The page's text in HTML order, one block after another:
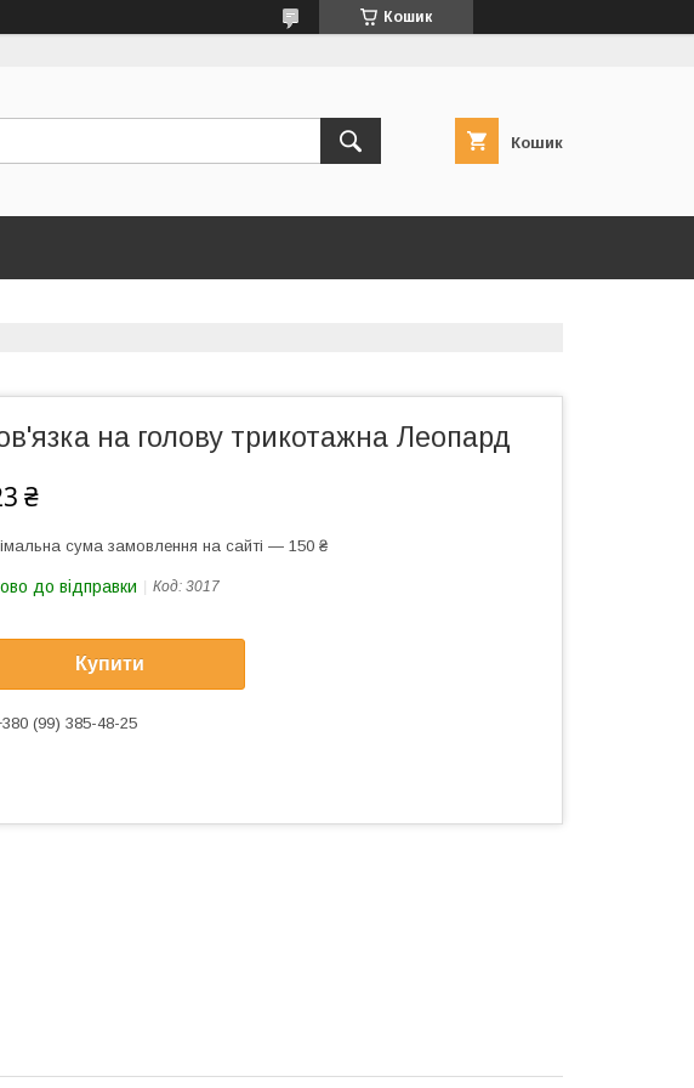
Кошик
Кошик
на голову трикотажна Леопард
₴
сума замовлення на сайті — 150 ₴
до відправки Код: 3017
Купити
(99) 385-48-25